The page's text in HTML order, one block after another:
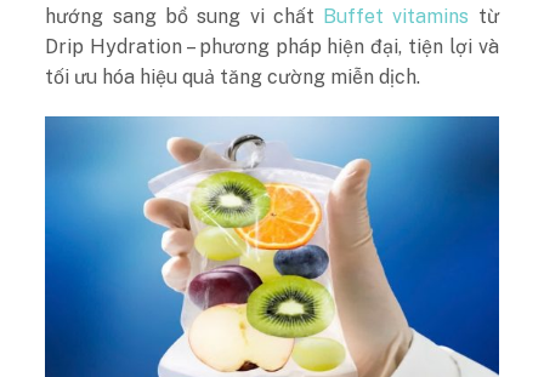
hướng sang bổ sung vi chất Buffet vitamins từ
Drip Hydration – phương pháp hiện đại, tiện lợi và
tối ưu hóa hiệu quả tăng cường miễn dịch.